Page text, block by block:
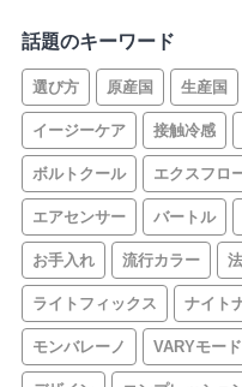
話題のキーワード
選び方 原産国 生産国
イージーケア 接触冷感
ボルトクール エクスフロ
エアセンサー バートル
お手入れ 流行カラー
ライトフィックス ナイト
モンバレーノ VARYモード